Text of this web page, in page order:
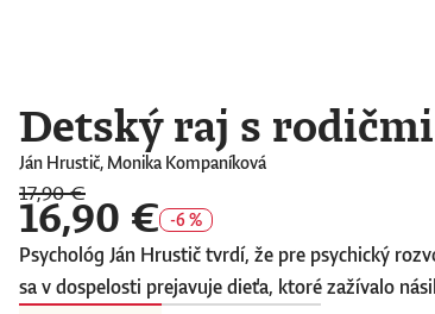
Detský raj s rodičmi
Ján Hrustič, Monika Kompaníková
17,90 €
16,90 € -6 %
Psychológ Ján Hrustič tvrdí, že pre psychický
sa v dospelosti prejavuje dieťa, ktoré zažívalo